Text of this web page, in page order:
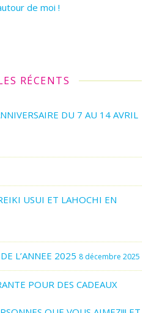
de moi !
RÉCENTS
DU 7 AU 14 AVRIL
USUI ET LAHOCHI EN
L’ANNEE 2025 8 décembre 2025
POUR DES CADEAUX